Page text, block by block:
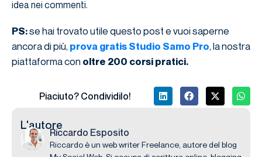
idea nei commenti.
PS:se hai trovato utile questo post e vuoi saperne
ancora di più, prova gratis Studio Samo Pro, la nostra
piattaforma con oltre 200 corsi pratici.
Piaciuto? Condividilo!
L'autore
Riccardo Esposito
Riccardo è un web writer Freelance, autore del blog